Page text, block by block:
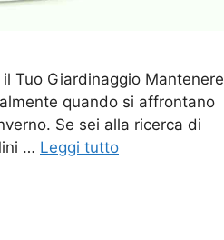
Tuo Giardinaggio Mantenere
quando si affrontano
Se sei alla ricerca di
… Leggi tutto